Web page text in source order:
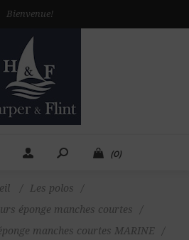
Bienvenue!
(0)
/ Les polos
/
éponge manches courtes
/
manches courtes MARINE
/